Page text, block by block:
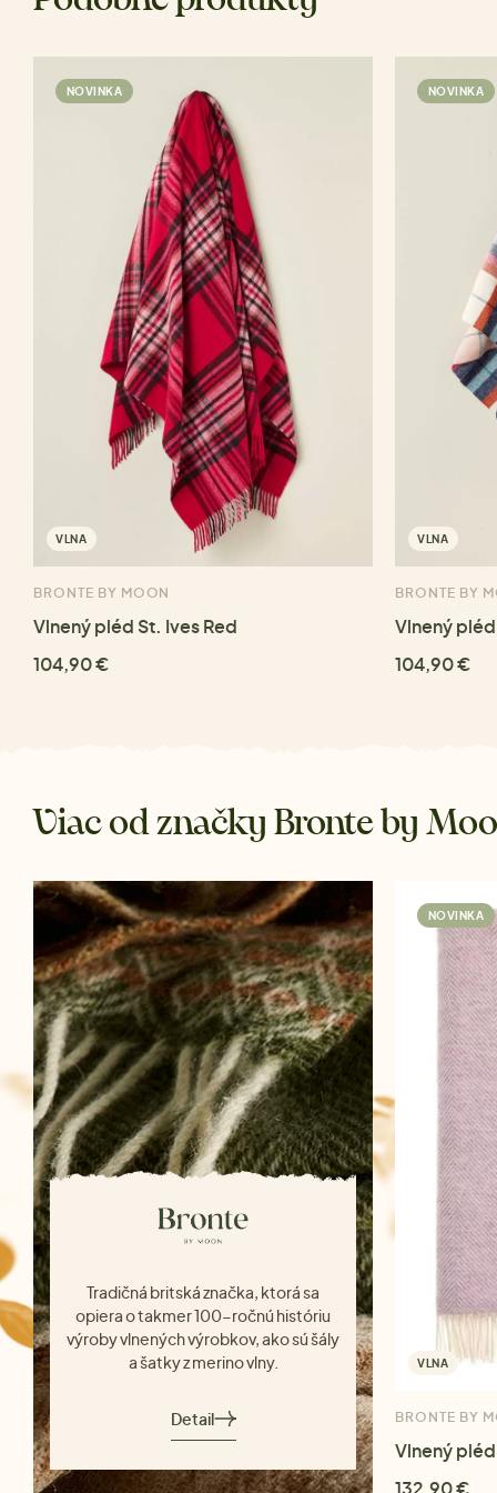
NOVINKA
VLNA
BRONTE BY MOON
Vlnený pléd St. Ives Red
104,90 €
NOVINKA
VLNA
BRONTE BY
Vlnený
104,90 €
Viac od značky Bronte by
Tradičná britská značka, ktorá sa
opiera o takmer 100-ročnú históriu
výroby vlnených výrobkov, ako sú šály
a šatky z merino vlny.
Detail
NOVINKA
VLNA
BRONTE BY
Vlnený
132,90 €